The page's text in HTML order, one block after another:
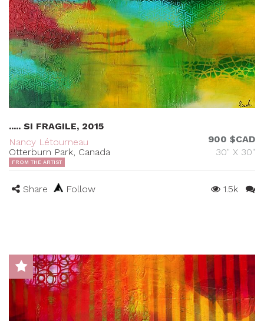
..... SI FRAGILE, 2015
Nancy Létourneau
Otterburn Park, Canada
900 $CAD
30" X 30"
FROM THE ARTIST
Share Follow 1.5k